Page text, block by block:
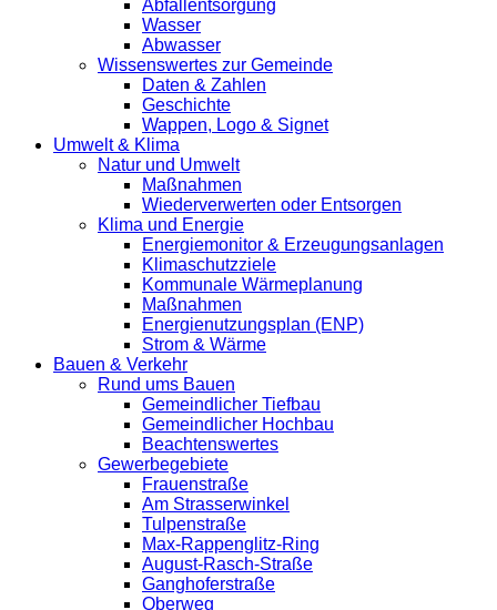
Abfallentsorgung
Wasser
Abwasser
Wissenswertes zur Gemeinde
Daten & Zahlen
Geschichte
Wappen, Logo & Signet
Umwelt & Klima
Natur und Umwelt
Maßnahmen
Wiederverwerten oder Entsorgen
Klima und Energie
Energiemonitor & Erzeugungsanlagen
Klimaschutzziele
Kommunale Wärmeplanung
Maßnahmen
Energienutzungsplan (ENP)
Strom & Wärme
Bauen & Verkehr
Rund ums Bauen
Gemeindlicher Tiefbau
Gemeindlicher Hochbau
Beachtenswertes
Gewerbegebiete
Frauenstraße
Am Strasserwinkel
Tulpenstraße
Max-Rappenglitz-Ring
August-Rasch-Straße
Ganghoferstraße
Oberweg